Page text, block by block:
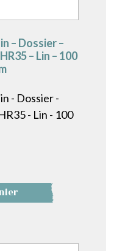
– Dossier –
– Lin – 100
- Dossier -
- Lin - 100